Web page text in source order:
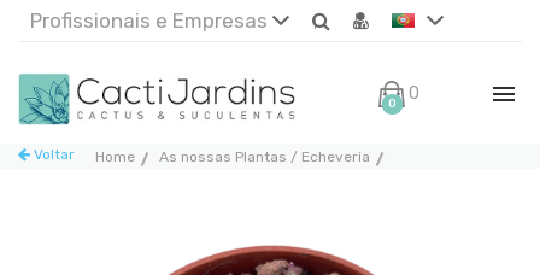
Profissionais e Empresas
0 0€
Home As nossas Plantas / Echeveria
Voltar